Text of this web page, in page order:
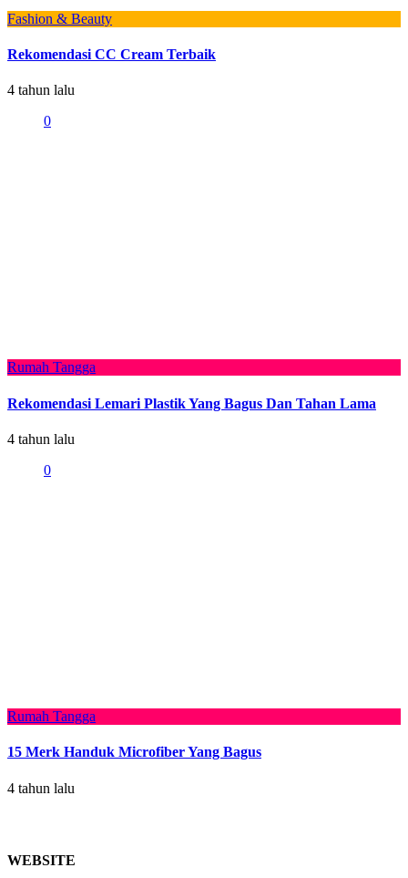
Fashion & Beauty
Rekomendasi CC Cream Terbaik
4 tahun lalu
0
Rumah Tangga
Rekomendasi Lemari Plastik Yang Bagus Dan Tahan Lama
4 tahun lalu
0
Rumah Tangga
15 Merk Handuk Microfiber Yang Bagus
4 tahun lalu
WEBSITE